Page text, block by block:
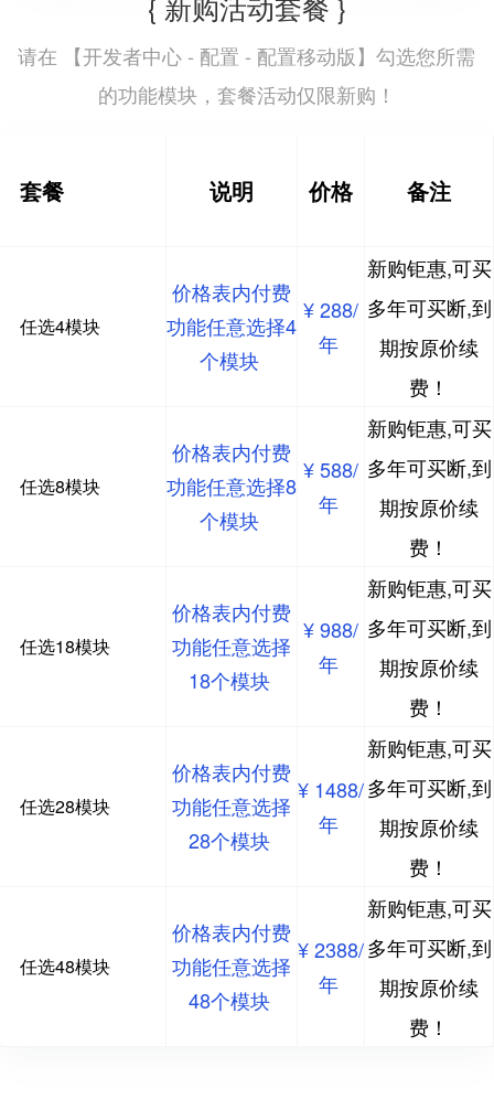
请在 【开发者中心 - 配置 - 配置移动版】勾选您所需
的功能模块，套餐活动仅限新购！
套餐 说明 价格 备注
任选4模块
价格表内付费
功能任意选择4
个模块
¥ 288/
年
新购钜惠,可买
多年可买断,到
期按原价续
费！
任选8模块
价格表内付费
功能任意选择8
个模块
¥ 588/
年
新购钜惠,可买
多年可买断,到
期按原价续
费！
任选18模块
价格表内付费
功能任意选择
18个模块
¥ 988/
年
新购钜惠,可买
多年可买断,到
期按原价续
费！
任选28模块
价格表内付费
功能任意选择
28个模块
¥ 1488/
年
新购钜惠,可买
多年可买断,到
期按原价续
费！
任选48模块
价格表内付费
功能任意选择
48个模块
¥ 2388/
年
新购钜惠,可买
多年可买断,到
期按原价续
费！